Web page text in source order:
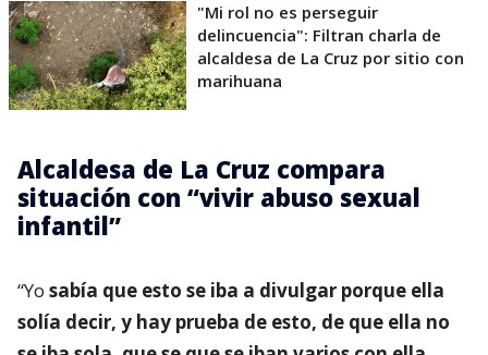
"Mi rol no es perseguir
delincuencia": Filtran charla de
alcaldesa de La Cruz por sitio con
marihuana
Alcaldesa de La Cruz compara
situación con “vivir abuso sexual
infantil”
“Yo sabía que esto se iba a divulgar porque ella
solía decir, y hay prueba de esto, de que ella no